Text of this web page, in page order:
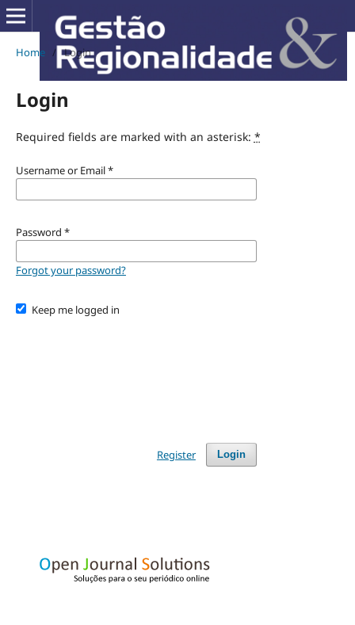
Home / Login
Login
Required fields are marked with an asterisk: *
Username or Email*
Password *
Forgot your password?
Keep me logged in
Login
Register